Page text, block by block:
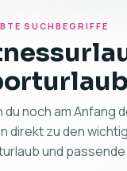
SUCHBEGRIFFE
du noch am Anfang
direkt zu den
und passende